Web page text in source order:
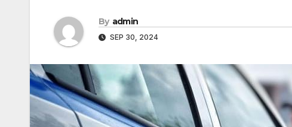
By admin
SEP 30, 2024